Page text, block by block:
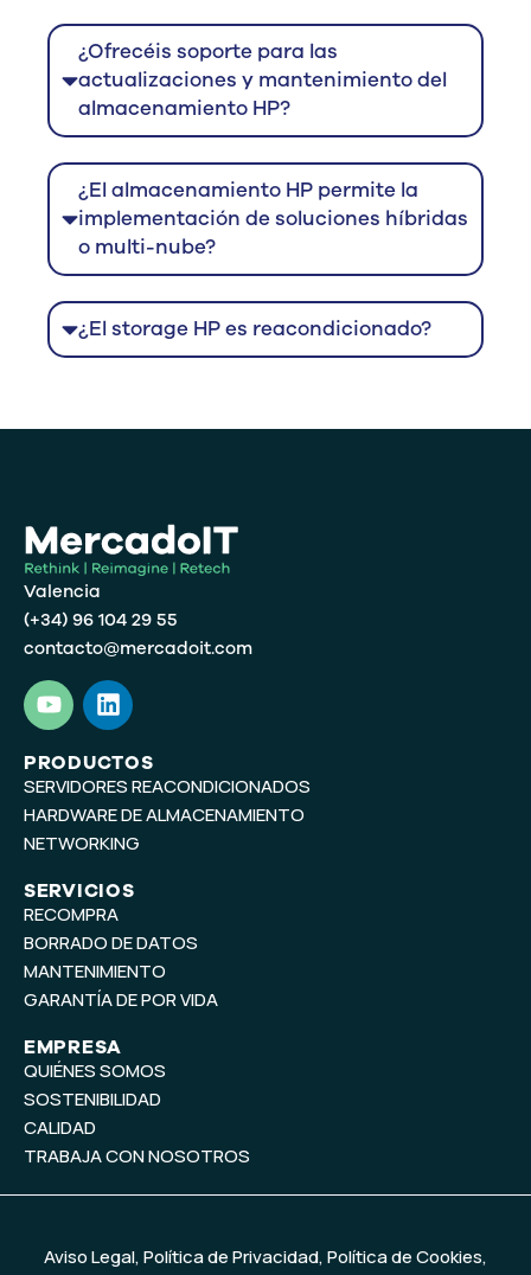
¿Ofrecéis soporte para las
actualizaciones y mantenimiento del
almacenamiento HP?
¿El almacenamiento HP permite la
implementación de soluciones híbridas
o multi-nube?
¿El storage HP es reacondicionado?
Valencia
(+34) 96 104 29 55
contacto@mercadoit.com
Y
o
u
t
u
b
e
L
i
n
k
e
d
i
PRODUCTOS
SERVIDORES REACONDICIONADOS
HARDWARE DE ALMACENAMIENTO
NETWORKING
SERVICIOS
RECOMPRA
BORRADO DE DATOS
MANTENIMIENTO
GARANTÍA DE POR VIDA
EMPRESA
QUIÉNES SOMOS
SOSTENIBILIDAD
CALIDAD
TRABAJA CON NOSOTROS
Aviso Legal,Política de Privacidad,Política de Cookies,